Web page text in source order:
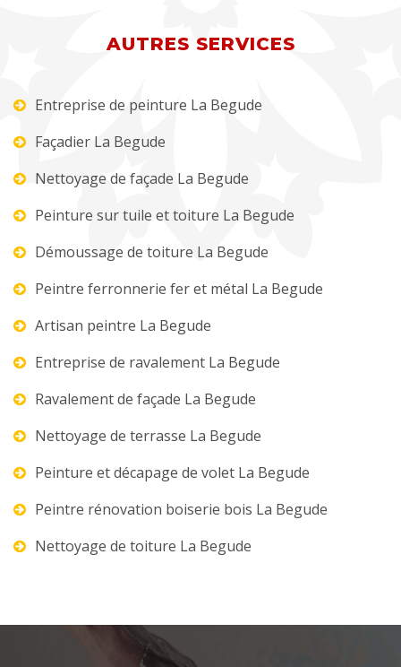
AUTRES SERVICES
Entreprise de peinture La Begude
Façadier La Begude
Nettoyage de façade La Begude
Peinture sur tuile et toiture La Begude
Démoussage de toiture La Begude
Peintre ferronnerie fer et métal La Begude
Artisan peintre La Begude
Entreprise de ravalement La Begude
Ravalement de façade La Begude
Nettoyage de terrasse La Begude
Peinture et décapage de volet La Begude
Peintre rénovation boiserie bois La Begude
Nettoyage de toiture La Begude